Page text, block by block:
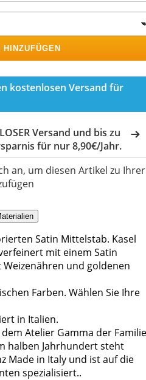
kostenlosen Versand für
Versand und bis zu
für nur 8,90€/Jahr.
an, um diesen Artikel zu Ihrer
Satin Mittelstab. Kasel
mit einem Satin
und goldenen
Farben. Wählen Sie Ihre
in Italien.
Atelier Gamma der Familie
halben Jahrhundert steht
Made in Italy und ist auf die
spezialisiert..